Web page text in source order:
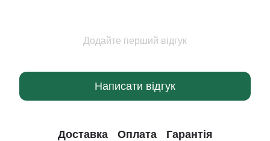
Додайте перший відгук
Написати відгук
Доставка Оплата Гарантія